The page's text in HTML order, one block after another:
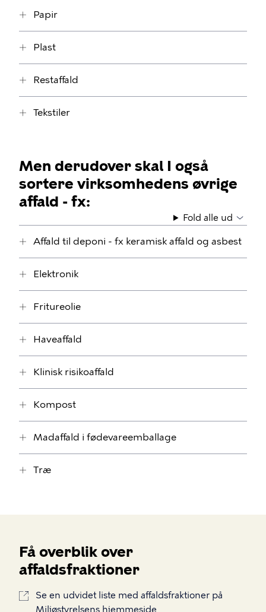
Papir
Plast
Restaffald
Tekstiler
Men derudover skal I også
sortere virksomhedens øvrige
affald - fx:
Fold alle ud
Affald til deponi - fx keramisk affald og asbest
Elektronik
Fritureolie
Haveaffald
Klinisk risikoaffald
Kompost
Madaffald i fødevareemballage
Træ
Få overblik over
affaldsfraktioner
Se en udvidet liste med affaldsfraktioner på
Miljøstyrelsens hjemmeside